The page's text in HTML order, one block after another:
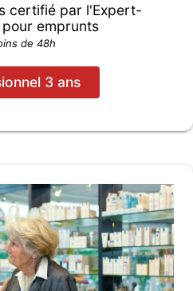
certifié par l'Expert-
emprunts
de 48h
3 ans